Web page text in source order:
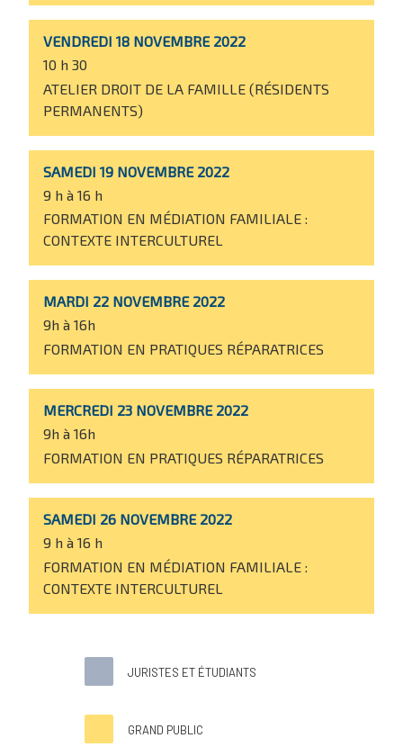
VENDREDI 18 NOVEMBRE 2022
10 h 30
ATELIER DROIT DE LA FAMILLE (RÉSIDENTS
PERMANENTS)
SAMEDI 19 NOVEMBRE 2022
9 h à 16 h
FORMATION EN MÉDIATION FAMILIALE :
CONTEXTE INTERCULTUREL
MARDI 22 NOVEMBRE 2022
9h à 16h
FORMATION EN PRATIQUES RÉPARATRICES
MERCREDI 23 NOVEMBRE 2022
9h à 16h
FORMATION EN PRATIQUES RÉPARATRICES
SAMEDI 26 NOVEMBRE 2022
9 h à 16 h
FORMATION EN MÉDIATION FAMILIALE :
CONTEXTE INTERCULTUREL
JURISTES ET ÉTUDIANTS
GRAND PUBLIC